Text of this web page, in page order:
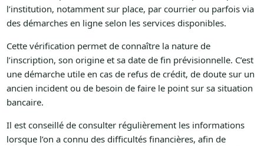
l’institution, notamment sur place, par courrier ou parfois via
des démarches en ligne selon les services disponibles.
Cette vérification permet de connaître la nature de
l’inscription, son origine et sa date de fin prévisionnelle. C’est
une démarche utile en cas de refus de crédit, de doute sur un
ancien incident ou de besoin de faire le point sur sa situation
bancaire.
Il est conseillé de consulter régulièrement les informations
lorsque l’on a connu des difficultés financières, afin de